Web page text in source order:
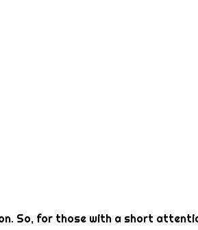
So, for those with a short